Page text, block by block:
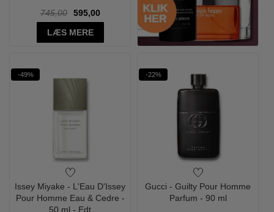
745,00
595,00
LÆS MERE
-49%
Issey Miyake - L'Eau D'Issey
Pour Homme Eau & Cedre -
50 ml - Edt
-22%
Gucci - Guilty Pour Homme
Parfum - 90 ml